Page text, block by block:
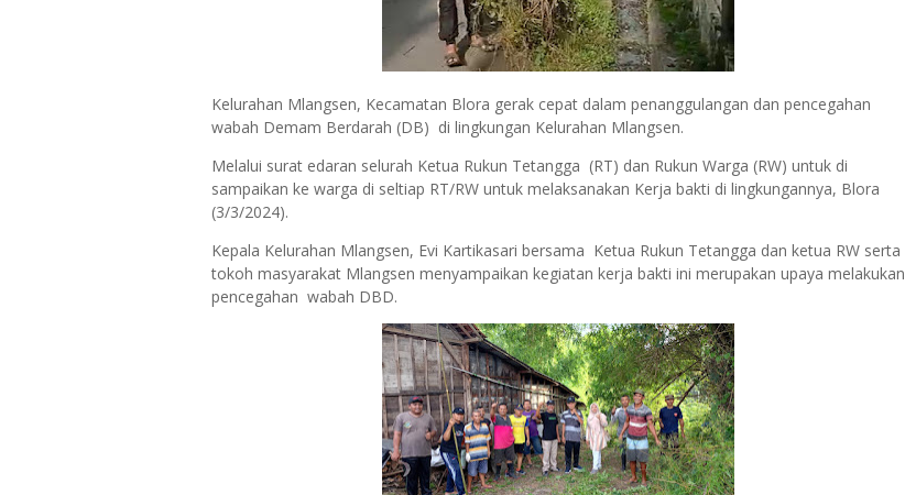
Kelurahan Mlangsen, Kecamatan Blora gerak cepat dalam penanggulangan dan pencegahan
wabah Demam Berdarah (DB) di lingkungan Kelurahan Mlangsen.
Melalui surat edaran selurah Ketua Rukun Tetangga (RT) dan Rukun Warga (RW) untuk di
sampaikan ke warga di seltiap RT/RW untuk melaksanakan Kerja bakti di lingkungannya, Blora
(3/3/2024).
Kepala Kelurahan Mlangsen, Evi Kartikasari bersama Ketua Rukun Tetangga dan ketua RW serta
tokoh masyarakat Mlangsen menyampaikan kegiatan kerja bakti ini merupakan upaya melakukan
pencegahan wabah DBD.